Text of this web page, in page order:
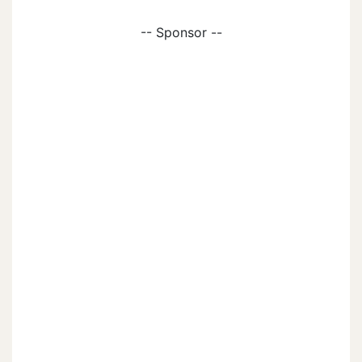
-- Sponsor --